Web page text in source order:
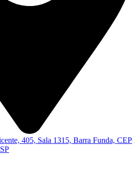
405, Sala 1315, Barra Funda, CEP